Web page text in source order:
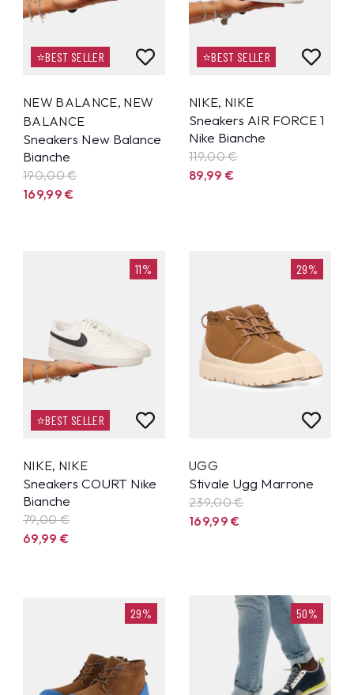
⭐BEST SELLER
NEW BALANCE, NEW
BALANCE
Sneakers New Balance
Bianche
190,00 €
169,99€
⭐BEST SELLER
NIKE, NIKE
Sneakers AIR FORCE 1
Nike Bianche
119,00 €
89,99€
11%
⭐BEST SELLER
NIKE, NIKE
Sneakers COURT Nike
Bianche
79,00 €
69,99€
29%
UGG
Stivale Ugg Marrone
239,00 €
169,99€
29% 50%